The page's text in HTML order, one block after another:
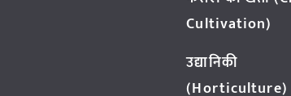
Cultivation)
उद्यानिकी
(Horticulture)